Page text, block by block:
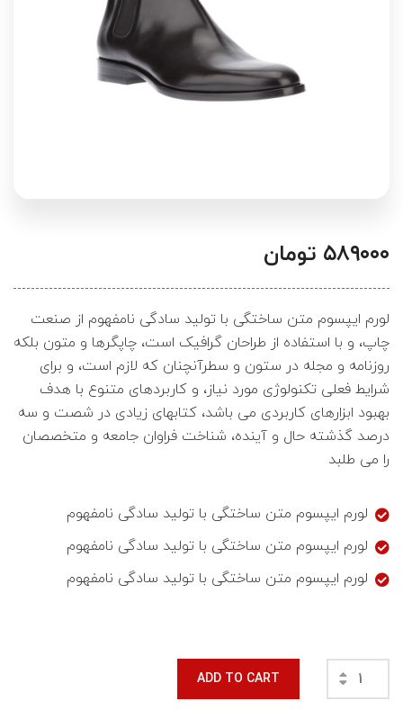
۵۸۹۰۰۰ تومان
لورم ایپسوم متن ساختگی با تولید سادگی نامفهوم از صنعت
چاپ، و با استفاده از طراحان گرافیک است، چاپگرها و متون بلکه
روزنامه و مجله در ستون و سطرآنچنان که لازم است، و برای
شرایط فعلی تکنولوژی مورد نیاز، و کاربردهای متنوع با هدف
بهبود ابزارهای کاربردی می باشد، کتابهای زیادی در شصت و سه
درصد گذشته حال و آینده، شناخت فراوان جامعه و متخصصان
را می طلبد
لورم ایپسوم متن ساختگی با تولید سادگی نامفهوم
لورم ایپسوم متن ساختگی با تولید سادگی نامفهوم
لورم ایپسوم متن ساختگی با تولید سادگی نامفهوم
ADD TO CART